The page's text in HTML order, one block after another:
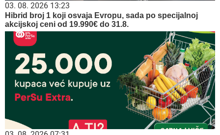
03. 08. 2026 13:23
Hibrid broj 1 koji osvaja Evropu, sada po specijalnoj
akcijskoj ceni od 19.990€ do 31.8.